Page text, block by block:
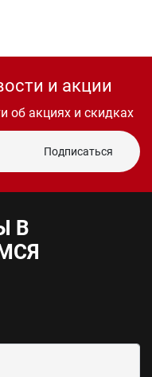
и акции
об акциях и скидках
Подписаться
В